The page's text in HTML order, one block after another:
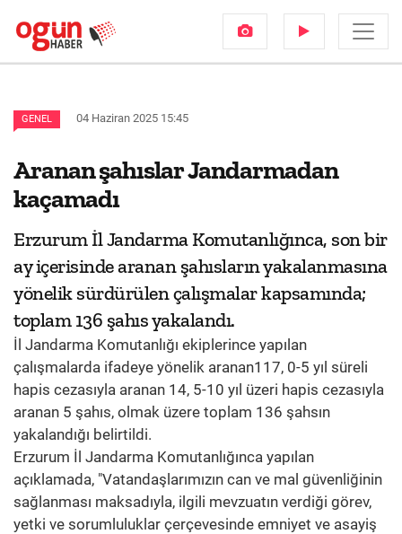
GENEL 04 Haziran 2025 15:45
Aranan şahıslar Jandarmadan
kaçamadı
Erzurum İl Jandarma Komutanlığınca, son bir
ay içerisinde aranan şahısların yakalanmasına
yönelik sürdürülen çalışmalar kapsamında;
toplam 136 şahıs yakalandı.
İl Jandarma Komutanlığı ekiplerince yapılan
çalışmalarda ifadeye yönelik aranan117, 0-5 yıl süreli
hapis cezasıyla aranan 14, 5-10 yıl üzeri hapis cezasıyla
aranan 5 şahıs, olmak üzere toplam 136 şahsın
yakalandığı belirtildi.
Erzurum İl Jandarma Komutanlığınca yapılan
açıklamada, "Vatandaşlarımızın can ve mal güvenliğinin
sağlanması maksadıyla, ilgili mevzuatın verdiği görev,
yetki ve sorumluluklar çerçevesinde emniyet ve asayiş